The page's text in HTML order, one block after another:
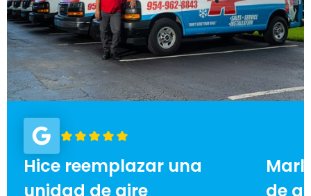
Hice reemplazar una
unidad de aire
de